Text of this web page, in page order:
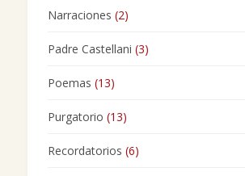
Narraciones (2)
Padre Castellani (3)
Poemas (13)
Purgatorio (13)
Recordatorios (6)